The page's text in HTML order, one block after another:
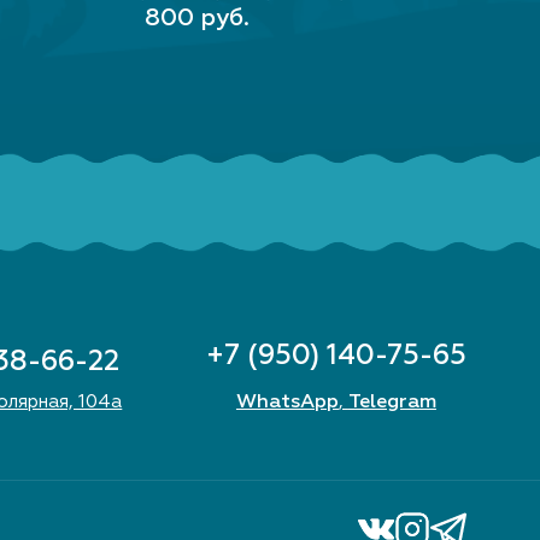
800 руб.
66-22
104а
+7 (950) 140-75-65
WhatsApp, Telegram